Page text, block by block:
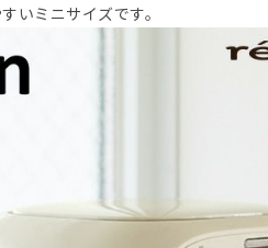
いミニサイズです。